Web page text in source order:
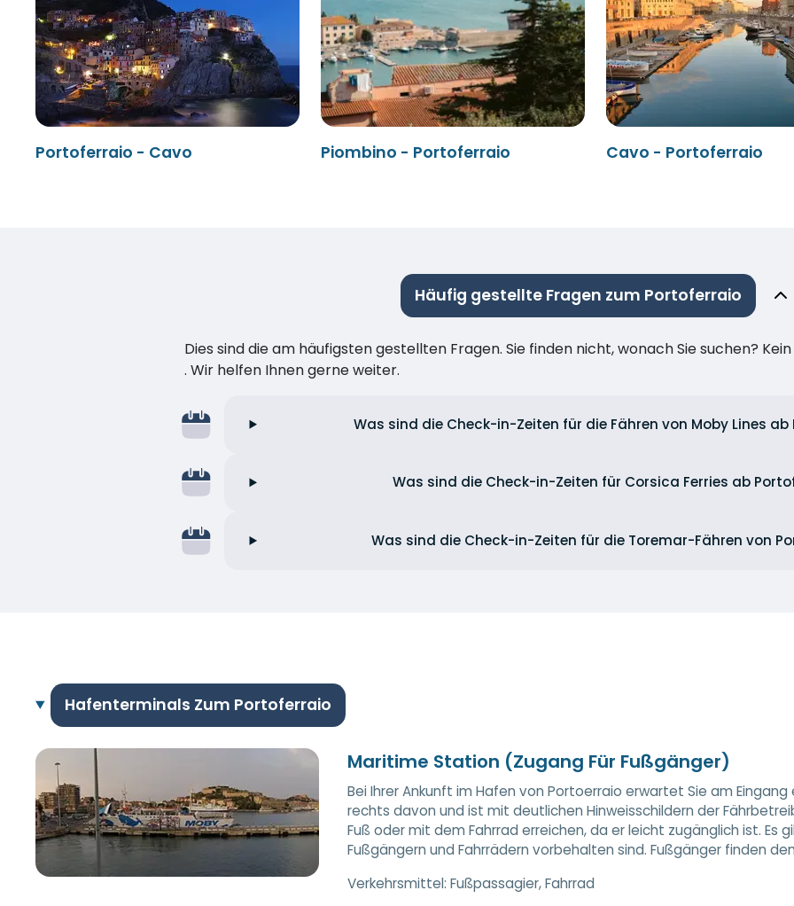
Portoferraio - Cavo Piombino - Portoferraio Cavo - Portoferraio
Häufig gestellte Fragen zum Portoferraio
Dies sind die am häufigsten gestellten Fragen. Sie finden nicht, wonach Sie suchen?
. Wir helfen Ihnen gerne weiter.
Was sind die Check-in-Zeiten für die Fähren von Moby Lines
Was sind die Check-in-Zeiten für Corsica Ferries ab
Was sind die Check-in-Zeiten für die Toremar-Fähren von
Hafenterminals Zum Portoferraio
Maritime Station (Zugang Für Fußgänger)
Bei Ihrer Ankunft im Hafen von Portoerraio erwartet Sie am
rechts davon und ist mit deutlichen Hinweisschildern der
Fuß oder mit dem Fahrrad erreichen, da er leicht zugänglich ist. Es
Fußgängern und Fahrrädern vorbehalten sind. Fußgänger finden
Verkehrsmittel: Fußpassagier, Fahrrad